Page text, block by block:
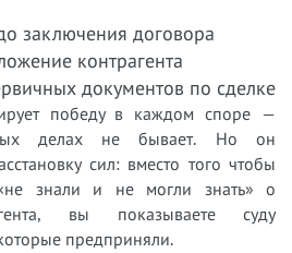
заключения договора
контрагента
документов по сделке
победу в каждом споре —
делах не бывает. Но он
сил: вместо того чтобы
знали и не могли знать» о
вы показываете суду
предприняли.